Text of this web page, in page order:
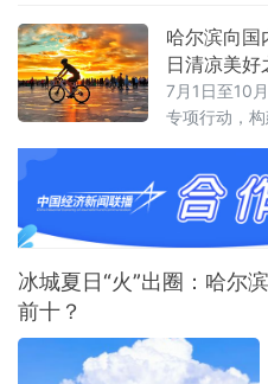
哈尔滨向国
日清凉美好
7月1日至10
专项行动，
让大家尽享“
冰城夏日“火”出圈：哈尔
前十？